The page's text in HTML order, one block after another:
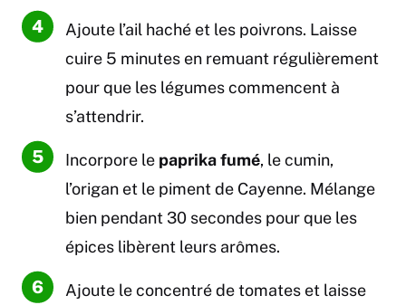
Ajoute l’ail haché et les poivrons. Laisse
cuire 5 minutes en remuant régulièrement
pour que les légumes commencent à
s’attendrir.
Incorpore le paprika fumé, le cumin,
l’origan et le piment de Cayenne. Mélange
bien pendant 30 secondes pour que les
épices libèrent leurs arômes.
Ajoute le concentré de tomates et laisse